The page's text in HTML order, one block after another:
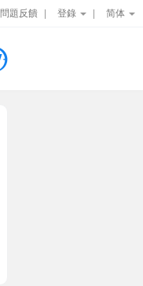
問題反饋 登錄 简体